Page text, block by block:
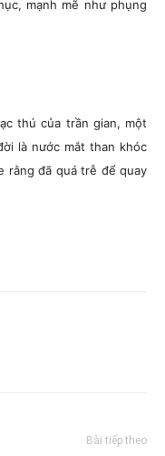
mạnh mẽ như phụng
thú của trần gian, một
là nước mắt than khóc
rằng đã quá trễ để quay
Bài tiếp theo